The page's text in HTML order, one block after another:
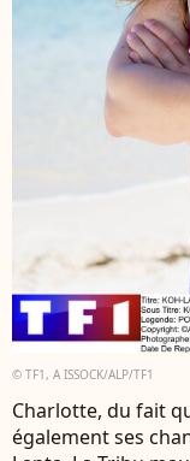
© TF1, A ISSOCK/ALP/TF1
Charlotte, du fait
également ses